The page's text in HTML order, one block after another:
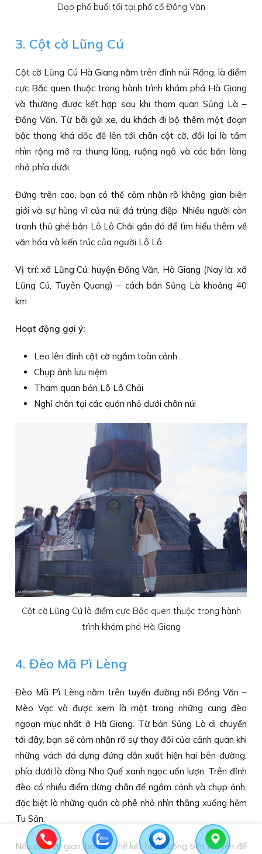
Dạo phố buổi tối tại phố cổ Đồng Văn
3. Cột cờ Lũng Cú
Cột cờ Lũng Cú Hà Giang nằm trên đỉnh núi Rồng, là điểm
cực Bắc quen thuộc trong hành trình khám phá Hà Giang
và thường được kết hợp sau khi tham quan Sủng Là –
Đồng Văn. Từ bãi gửi xe, du khách đi bộ thêm một đoạn
bậc thang khá dốc để lên tới chân cột cờ, đổi lại là tầm
nhìn rộng mở ra thung lũng, ruộng ngô và các bản làng
nhỏ phía dưới.
Đứng trên cao, bạn có thể cảm nhận rõ không gian biên
giới và sự hùng vĩ của núi đá trùng điệp. Nhiều người còn
tranh thủ ghé bản Lô Lô Chải gần đó để tìm hiểu thêm về
văn hóa và kiến trúc của người Lô Lô.
Vị trí:xã Lũng Cú, huyện Đồng Văn, Hà Giang (Nay là: xã
Lũng Cú, Tuyên Quang) – cách bản Sủng Là khoảng 40
km
Hoạt động gợi ý:
Leo lên đỉnh cột cờ ngắm toàn cảnh
Chụp ảnh lưu niệm
Tham quan bản Lô Lô Chải
Nghỉ chân tại các quán nhỏ dưới chân núi
Cột cờ Lũng Cú là điểm cực Bắc quen thuộc trong hành
trình khám phá Hà Giang
4. Đèo Mã Pì Lèng
Đèo Mã Pì Lèng nằm trên tuyến đường nối Đồng Văn –
Mèo Vạc và được xem là một trong những cung đèo
ngoạn mục nhất ở Hà Giang. Từ bản Sủng Là di chuyển
tới đây, bạn sẽ cảm nhận rõ sự thay đổi của cảnh quan khi
những vách đá dựng đứng dần xuất hiện hai bên đường,
phía dưới là dòng Nho Quế xanh ngọc uốn lượn. Trên đỉnh
đèo có nhiều điểm dừng chân để ngắm cảnh và chụp ảnh,
đặc biệt là những quán cà phê nhỏ nhìn thẳng xuống hẻm
Tu Sản.
Nếu có thời gian, bạn có thể kết hợp xuống bến thuyền để